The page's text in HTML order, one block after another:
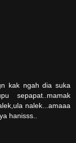
kak ngah dia suka
sepapat..mamak
nalek...amaaa
hanisss..